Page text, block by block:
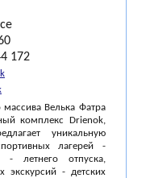
172
массива Велька Фатра
комплекс Drienok,
уникальную
лагерей -
- летнего отпуска,
экскурсий - детских